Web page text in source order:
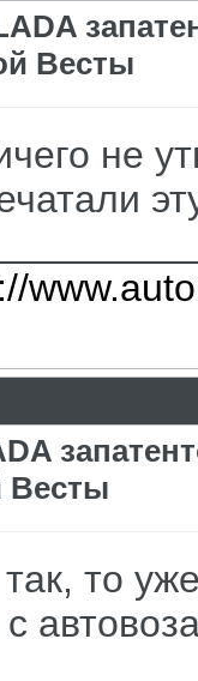
Весты
не
Весты
то